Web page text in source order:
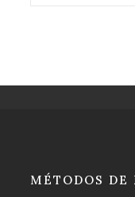
MÉTODOS DE